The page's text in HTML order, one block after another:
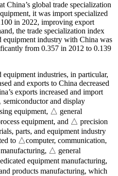
China’s global trade specialization
it was import specialized
in 2022, improving export
the trade specialization index
equipment industry with China was
from 0.357 in 2012 to 0.139
equipment industries, in particular,
and exports to China decreased
exports increased and import
and display
equipment, △ general
equipment, and △ precision
parts, and equipment industry
to △computer, communication,
△ general
equipment manufacturing,
products manufacturing, which